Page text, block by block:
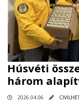
Húsvéti
három
2026.04.06